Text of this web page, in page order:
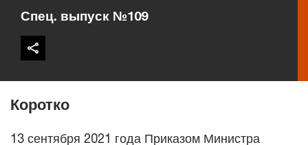
Спец. выпуск №109
Коротко
13 сентября 2021 года Приказом Министра